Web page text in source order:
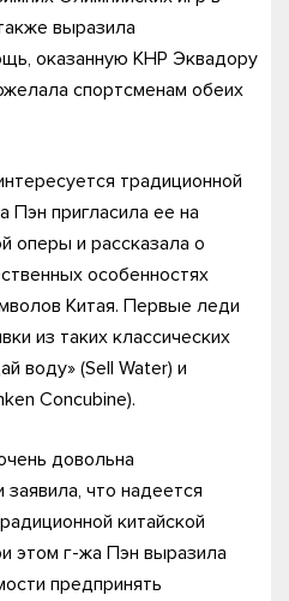
выразила
оказанную КНР Эквадору
спортсменам обеих
традиционной
Пэн пригласила ее на
оперы и рассказала о
особенностях
Китая. Первые леди
из таких классических
воду» (Sell Water) и
Concubine).
довольна
что надеется
китайской
этом г-жа Пэн выразила
предпринять